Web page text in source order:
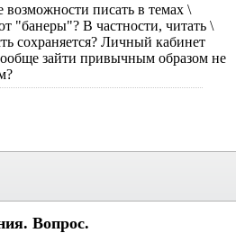
возможности писать в темах \
"банеры"? В частности, читать \
сохраняется? Личный кабинет
зайти привычным образом не
Вопрос.